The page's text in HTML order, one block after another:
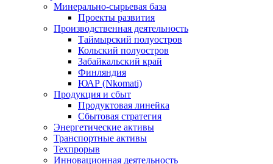
Минерально-сырьевая база
Проекты развития
Производственная деятельность
Таймырский полуостров
Кольский полуостров
Забайкальский край
Финляндия
ЮАР (Nkomati)
Продукция и сбыт
Продуктовая линейка
Сбытовая стратегия
Энергетические активы
Транспортные активы
Техпрорыв
Инновационная деятельность